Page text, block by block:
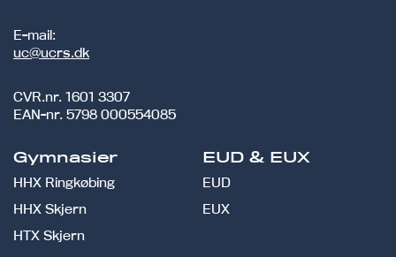
E-mail:
uc@ucrs.dk
CVR.nr. 1601 3307
EAN-nr. 5798 000554085
Gymnasier
HHX Ringkøbing
HHX Skjern
HTX Skjern
EUD & EUX
EUD
EUX